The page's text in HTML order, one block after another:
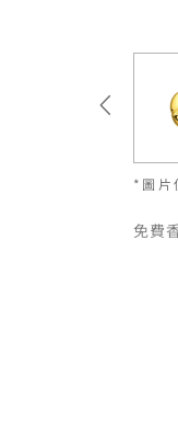
*圖片
免費